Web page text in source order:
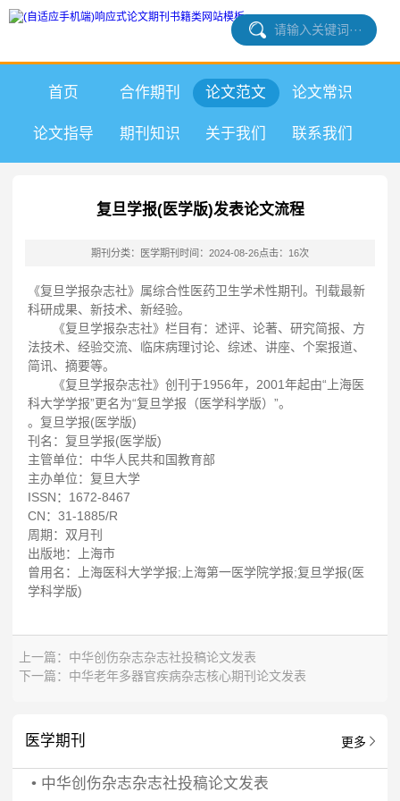
首页 合作期刊 论文范文 论文常识
论文指导 期刊知识 关于我们 联系我们
复旦学报(医学版)发表论文流程
期刊分类：医学期刊 时间：2024-08-26点击：16次
《复旦学报杂志社》属综合性医药卫生学术性期刊。刊载最新
科研成果、新技术、新经验。
《复旦学报杂志社》栏目有：述评、论著、研究简报、方
法技术、经验交流、临床病理讨论、综述、讲座、个案报道、
简讯、摘要等。
《复旦学报杂志社》创刊于1956年，2001年起由“上海医
科大学学报”更名为“复旦学报（医学科学版）”。
。复旦学报(医学版)
刊名：复旦学报(医学版)
主管单位：中华人民共和国教育部
主办单位：复旦大学
ISSN：1672-8467
CN：31-1885/R
周期：双月刊
出版地：上海市
曾用名：上海医科大学学报;上海第一医学院学报;复旦学报(医
学科学版)
上一篇： 中华创伤杂志杂志社投稿论文发表
下一篇： 中华老年多器官疾病杂志核心期刊论文发表
医学期刊 更多
• 中华创伤杂志杂志社投稿论文发表